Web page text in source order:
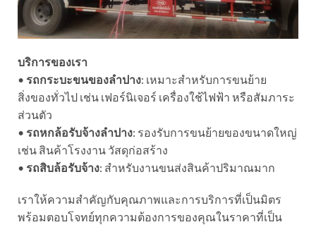
บริการของเรา
• รถกระบะขนของลำปาง: เหมาะสำหรับการขนย้าย
สิ่งของทั่วไป เช่น เฟอร์นิเจอร์ เครื่องใช้ไฟฟ้า หรือสัมภาระ
ส่วนตัว
• รถหกล้อรับจ้างลำปาง: รองรับการขนย้ายของขนาดใหญ่
เช่น สินค้าโรงงาน วัสดุก่อสร้าง
• รถสิบล้อรับจ้าง: สำหรับงานขนส่งสินค้าปริมาณมาก
เราให้ความสำคัญกับคุณภาพและการบริการที่เป็นมิตร
พร้อมตอบโจทย์ทุกความต้องการของคุณในราคาที่เป็น